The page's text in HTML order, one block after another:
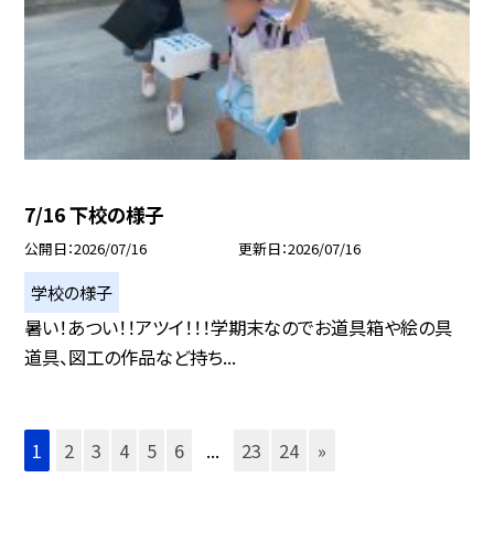
7/16 下校の様子
公開日 2026/07/16 更新日 2026/07/16
学校の様子
暑い！あつい！！アツイ！！！学期末なのでお道具箱や絵の具
道具、図工の作品など持ち...
1 2 3 4 5 6 ... 23 24 »